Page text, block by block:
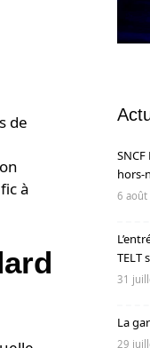
de
à
hors-
6 août
TELT
31
La
29